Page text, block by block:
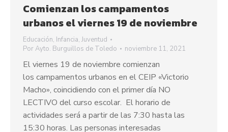
Comienzan los campamentos
urbanos el viernes 19 de noviembre
Educación, Infancia, Juventud
PorAyto. Burguillos de Toledo noviembre 11, 2021
El viernes 19 de noviembre comienzan
los campamentos urbanos en el CEIP «Victorio
Macho», coincidiendo con el primer día NO
LECTIVO del curso escolar. El horario de
actividades será a partir de las 7:30 hasta las
15:30 horas. Las personas interesadas